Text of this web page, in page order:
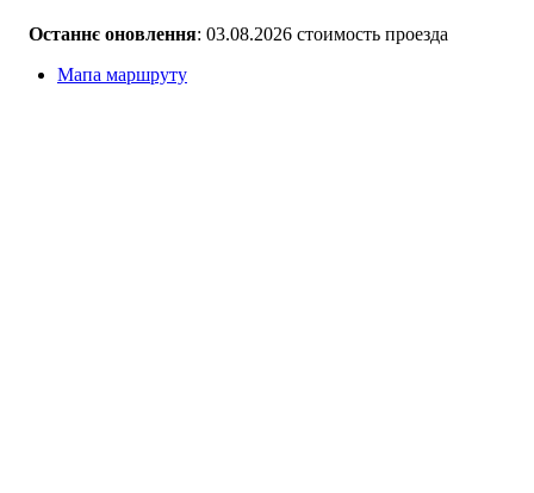
Останнє оновлення: 03.08.2026 стоимость проезда
Мапа маршруту